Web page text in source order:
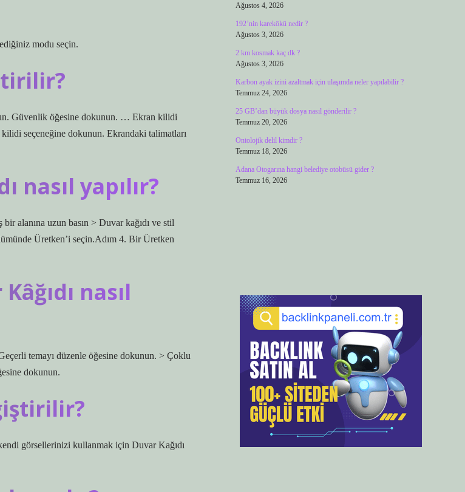
modu seçin.
Güvenlik öğesine dokunun. … Ekran kilidi
seçeneğine dokunun. Ekrandaki talimatları
nasıl yapılır?
alanına uzun basın > Duvar kağıdı ve stil
Üretken’i seçin.Adım 4. Bir Üretken
nasıl
temayı düzenle öğesine dokunun. > Çoklu
dokunun.
görsellerinizi kullanmak için Duvar Kağıdı
Ağustos 4, 2026
192’nin karekökü nedir ?
Ağustos 3, 2026
2 km kosmak kaç dk ?
Ağustos 3, 2026
Karbon ayak izini azaltmak için ulaşımda neler yapılabilir ?
Temmuz 24, 2026
25 GB’dan büyük dosya nasıl gönderilir ?
Temmuz 20, 2026
Ontolojik delil kimdir ?
Temmuz 18, 2026
Adana Otogarına hangi belediye otobüsü gider ?
Temmuz 16, 2026